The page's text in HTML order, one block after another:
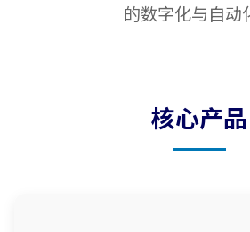
的数字化与自动
核心产品